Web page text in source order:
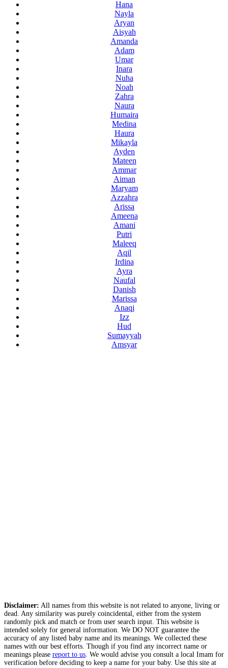
Hana
Nayla
Aryan
Aisyah
Amanda
Adam
Umar
Inara
Nuha
Noah
Zahra
Naura
Humaira
Medina
Haura
Mikayla
Ayden
Mateen
Ammar
Aiman
Maryam
Azzahra
Arissa
Ameena
Amani
Putri
Maleeq
Aqil
Irdina
Ayra
Naufal
Danish
Marissa
Anaqi
Izz
Hud
Sumayyah
Amsyar
Disclaimer: All names from this website is not related to anyone, living or
dead. Any similarity was purely coincidental, either from the system
randomly pick and match or from user search input. This website is
intended solely for general information. We DO NOT guarantee the
accuracy of any listed baby name and its meanings. We collected these
names with our best efforts. Though if you find any incorrect name or
meanings please report to us. We would advise you consult a local Imam for
verification before deciding to keep a name for your baby. Use this site at